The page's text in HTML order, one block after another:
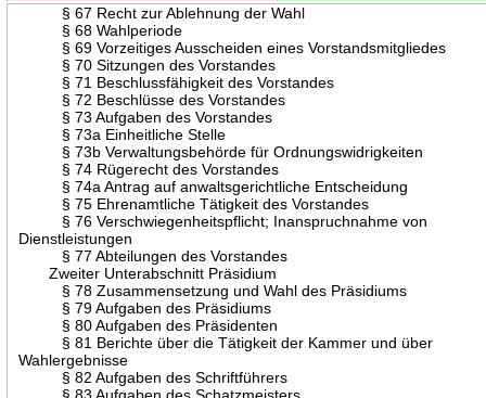
§ 67 Recht zur Ablehnung der Wahl
§ 68 Wahlperiode
§ 69 Vorzeitiges Ausscheiden eines Vorstandsmitgliedes
§ 70 Sitzungen des Vorstandes
§ 71 Beschlussfähigkeit des Vorstandes
§ 72 Beschlüsse des Vorstandes
§ 73 Aufgaben des Vorstandes
§ 73a Einheitliche Stelle
§ 73b Verwaltungsbehörde für Ordnungswidrigkeiten
§ 74 Rügerecht des Vorstandes
§ 74a Antrag auf anwaltsgerichtliche Entscheidung
§ 75 Ehrenamtliche Tätigkeit des Vorstandes
§ 76 Verschwiegenheitspflicht; Inanspruchnahme von
Dienstleistungen
§ 77 Abteilungen des Vorstandes
Zweiter Unterabschnitt Präsidium
§ 78 Zusammensetzung und Wahl des Präsidiums
§ 79 Aufgaben des Präsidiums
§ 80 Aufgaben des Präsidenten
§ 81 Berichte über die Tätigkeit der Kammer und über
Wahlergebnisse
§ 82 Aufgaben des Schriftführers
§ 83 Aufgaben des Schatzmeisters